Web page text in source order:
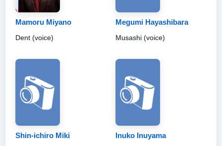
Mamoru Miyano
Dent (voice)
Megumi Hayashibara
Musashi (voice)
Shin-ichiro Miki Inuko Inuyama